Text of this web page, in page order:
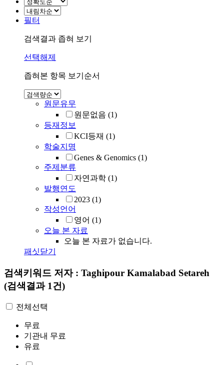
필터
검색결과 좁혀 보기
선택해제
좁혀본 항목 보기순서
원문유무
원문없음 (1)
등재정보
KCI등재 (1)
학술지명
Genes & Genomics (1)
주제분류
자연과학 (1)
발행연도
2023 (1)
작성언어
영어 (1)
오늘 본 자료
오늘 본 자료가 없습니다.
패싯닫기
검색키워드 저자 : Taghipour Kamalabad Setareh
(검색결과 1건)
전체선택
무료
기관내 무료
유료